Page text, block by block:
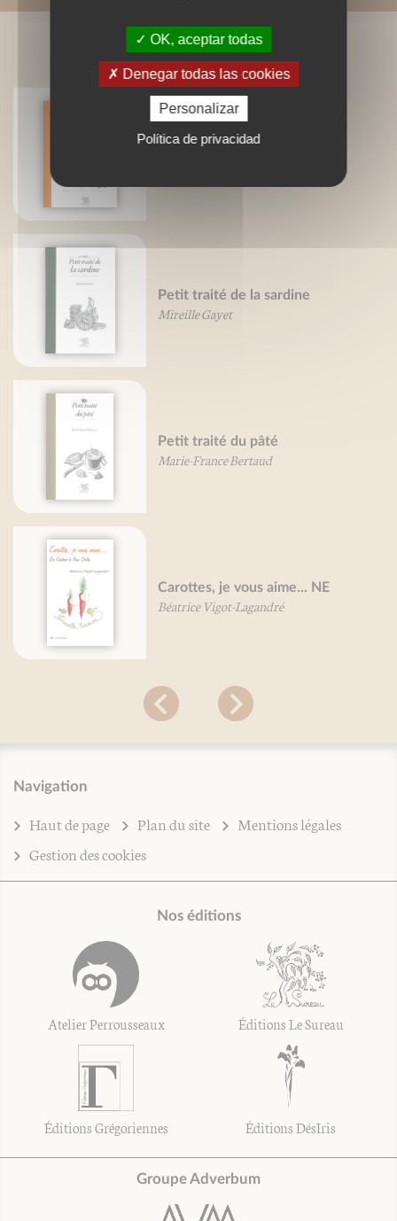
LIVRES ASSOCIÉS
Gran tratado de las especias
Petit traité de la sardine
Mireille Gayet
Petit traité du pâté
Marie-France Bertaud
Carottes, je vous aime... NE
Béatrice Vigot-Lagandré
Navigation
Haut de page Plan du site
Mentions légales
Gestion des cookies
Nos éditions
Atelier Perrousseaux Éditions Le Sureau
Éditions Grégoriennes Éditions DésIris
Groupe Adverbum
OK, aceptar todas
Denegar todas las cookies
Personalizar
Política de privacidad